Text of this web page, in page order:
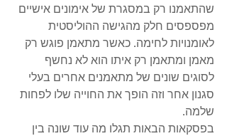
שהתאמנו רק במסגרת של אימונים אישיים
מפספסים חלק מהגישה ההוליסטית
לאומנויות לחימה. כאשר מתאמן פוגש רק
מאמן ומתאמן רק איתו הוא לא נחשף
לסוגים שונים של מתאמנים אחרים בעלי
סגנון אחר וזה הופך את החוייה שלו לפחות
שלמה.
בפסקאות הבאות תגלו מה עוד שונה בין